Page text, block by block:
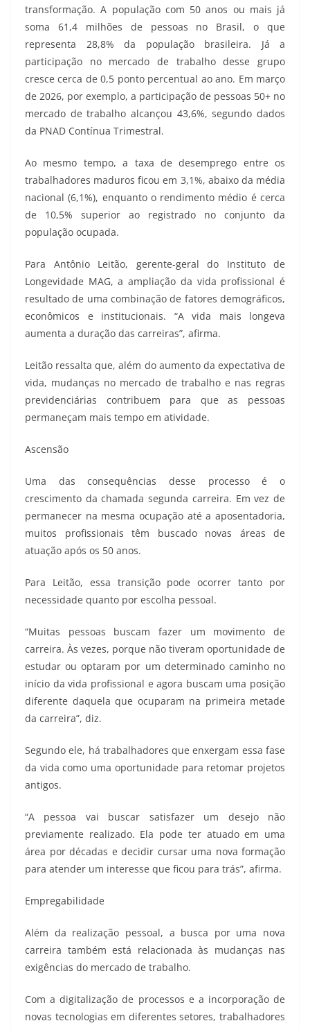
transformação. A população com 50 anos ou mais já
soma 61,4 milhões de pessoas no Brasil, o que
representa 28,8% da população brasileira. Já a
participação no mercado de trabalho desse grupo
cresce cerca de 0,5 ponto percentual ao ano. Em março
de 2026, por exemplo, a participação de pessoas 50+ no
mercado de trabalho alcançou 43,6%, segundo dados
da PNAD Contínua Trimestral.
Ao mesmo tempo, a taxa de desemprego entre os
trabalhadores maduros ficou em 3,1%, abaixo da média
nacional (6,1%), enquanto o rendimento médio é cerca
de 10,5% superior ao registrado no conjunto da
população ocupada.
Para Antônio Leitão, gerente-geral do Instituto de
Longevidade MAG, a ampliação da vida profissional é
resultado de uma combinação de fatores demográficos,
econômicos e institucionais. “A vida mais longeva
aumenta a duração das carreiras”, afirma.
Leitão ressalta que, além do aumento da expectativa de
vida, mudanças no mercado de trabalho e nas regras
previdenciárias contribuem para que as pessoas
permaneçam mais tempo em atividade.
Ascensão
Uma das consequências desse processo é o
crescimento da chamada segunda carreira. Em vez de
permanecer na mesma ocupação até a aposentadoria,
muitos profissionais têm buscado novas áreas de
atuação após os 50 anos.
Para Leitão, essa transição pode ocorrer tanto por
necessidade quanto por escolha pessoal.
“Muitas pessoas buscam fazer um movimento de
carreira. Às vezes, porque não tiveram oportunidade de
estudar ou optaram por um determinado caminho no
início da vida profissional e agora buscam uma posição
diferente daquela que ocuparam na primeira metade
da carreira”, diz.
Segundo ele, há trabalhadores que enxergam essa fase
da vida como uma oportunidade para retomar projetos
antigos.
“A pessoa vai buscar satisfazer um desejo não
previamente realizado. Ela pode ter atuado em uma
área por décadas e decidir cursar uma nova formação
para atender um interesse que ficou para trás”, afirma.
Empregabilidade
Além da realização pessoal, a busca por uma nova
carreira também está relacionada às mudanças nas
exigências do mercado de trabalho.
Com a digitalização de processos e a incorporação de
novas tecnologias em diferentes setores, trabalhadores